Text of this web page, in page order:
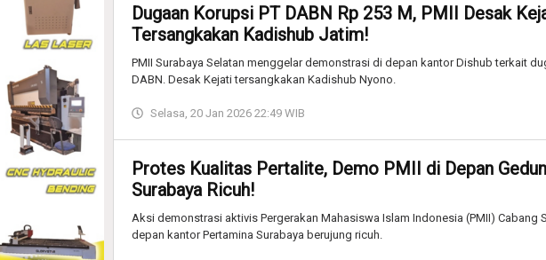
Dugaan Korupsi PT DABN Rp 253 M, PMII Desak
Tersangkakan Kadishub Jatim!
PMII Surabaya Selatan menggelar demonstrasi di depan kantor Dishub terkait
DABN. Desak Kejati tersangkakan Kadishub Nyono.
Selasa, 20 Jan 2026 22:49 WIB
Protes Kualitas Pertalite, Demo PMII di Depan
Surabaya Ricuh!
Aksi demonstrasi aktivis Pergerakan Mahasiswa Islam Indonesia (PMII) Cabang
depan kantor Pertamina Surabaya berujung ricuh.